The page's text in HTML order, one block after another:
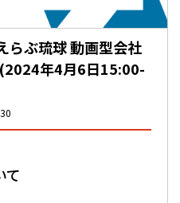
らぶ琉球 動画型会社
年4月6日15:00-
て